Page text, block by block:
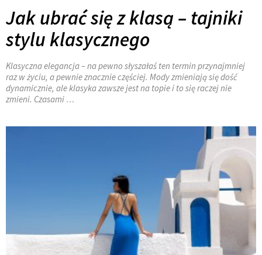
Jak ubrać się z klasą – tajniki
stylu klasycznego
Klasyczna elegancja – na pewno słyszałaś ten termin przynajmniej
raz w życiu, a pewnie znacznie częściej. Mody zmieniają się dość
dynamicznie, ale klasyka zawsze jest na topie i to się raczej nie
zmieni. Czasami …